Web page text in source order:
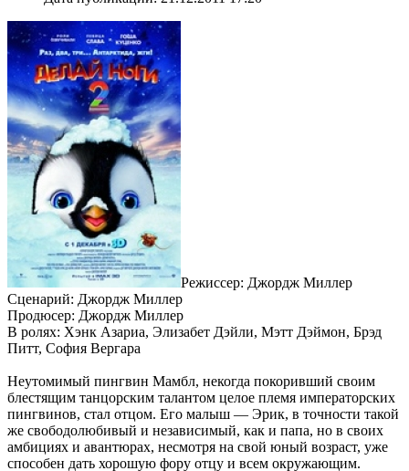
Режиссер: Джордж Миллер
Сценарий: Джордж Миллер
Продюсер: Джордж Миллер
В ролях: Хэнк Азариа, Элизабет Дэйли, Мэтт Дэймон, Брэд
Питт, София Вергара
Неутомимый пингвин Мамбл, некогда покоривший своим
блестящим танцорским талантом целое племя императорских
пингвинов, стал отцом. Его малыш — Эрик, в точности такой
же свободолюбивый и независимый, как и папа, но в своих
амбициях и авантюрах, несмотря на свой юный возраст, уже
способен дать хорошую фору отцу и всем окружающим.